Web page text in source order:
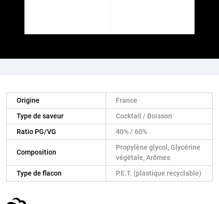
Origine
France
Type de saveur
Cocktail / Boisson
Ratio PG/VG
40% / 60%
Composition
Propylène glycol, Glycérine
végétale, Arômes
Type de flacon
P.E.T. (plastique recyclable)